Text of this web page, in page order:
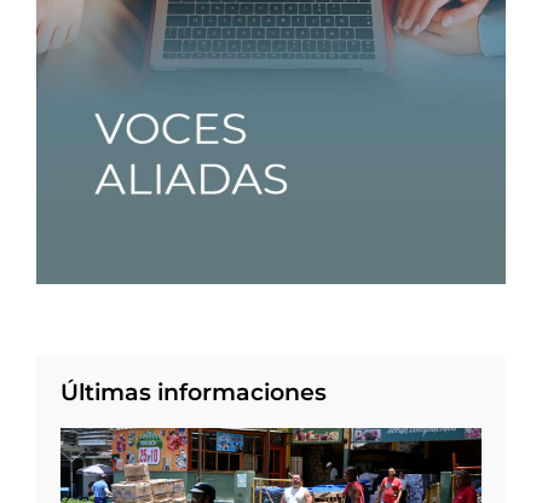
Últimas informaciones